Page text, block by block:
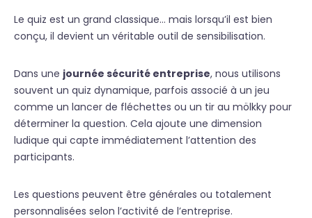
Le quiz est un grand classique… mais lorsqu’il est bien
conçu, il devient un véritable outil de sensibilisation.
Dans une journée sécurité entreprise, nous utilisons
souvent un quiz dynamique, parfois associé à un jeu
comme un lancer de fléchettes ou un tir au mölkky pour
déterminer la question. Cela ajoute une dimension
ludique qui capte immédiatement l’attention des
participants.
Les questions peuvent être générales ou totalement
personnalisées selon l’activité de l’entreprise.